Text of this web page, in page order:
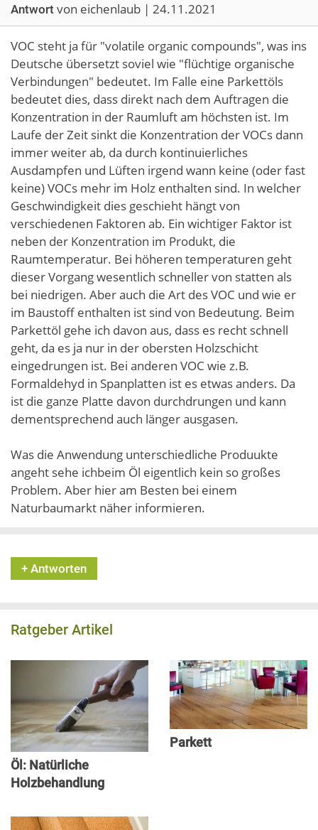
Antwort von eichenlaub | 24.11.2021
VOC steht ja für "volatile organic compounds", was ins
Deutsche übersetzt soviel wie "flüchtige organische
Verbindungen" bedeutet. Im Falle eine Parkettöls
bedeutet dies, dass direkt nach dem Auftragen die
Konzentration in der Raumluft am höchsten ist. Im
Laufe der Zeit sinkt die Konzentration der VOCs dann
immer weiter ab, da durch kontinuierliches
Ausdampfen und Lüften irgend wann keine (oder fast
keine) VOCs mehr im Holz enthalten sind. In welcher
Geschwindigkeit dies geschieht hängt von
verschiedenen Faktoren ab. Ein wichtiger Faktor ist
neben der Konzentration im Produkt, die
Raumtemperatur. Bei höheren temperaturen geht
dieser Vorgang wesentlich schneller von statten als
bei niedrigen. Aber auch die Art des VOC und wie er
im Baustoff enthalten ist sind von Bedeutung. Beim
Parkettöl gehe ich davon aus, dass es recht schnell
geht, da es ja nur in der obersten Holzschicht
eingedrungen ist. Bei anderen VOC wie z.B.
Formaldehyd in Spanplatten ist es etwas anders. Da
ist die ganze Platte davon durchdrungen und kann
dementsprechend auch länger ausgasen.
Was die Anwendung unterschiedliche Produukte
angeht sehe ichbeim Öl eigentlich kein so großes
Problem. Aber hier am Besten bei einem
Naturbaumarkt näher informieren.
+ Antworten
Ratgeber Artikel
Öl: Natürliche
Holzbehandlung
Parkett